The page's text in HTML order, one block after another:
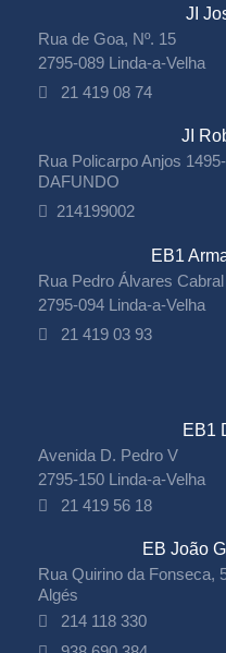
JI
Rua de Goa, Nº. 15
2795-089 Linda-a-Velha
21 419 08 74
JI
Rua Policarpo Anjos
DAFUNDO
214199002
EB1
Rua Pedro Álvares Cabral
2795-094 Linda-a-Velha
21 419 03 93
EB1
Avenida D. Pedro V
2795-150 Linda-a-Velha
21 419 56 18
EB João
Rua Quirino da Fonseca,
Algés
214 118 330